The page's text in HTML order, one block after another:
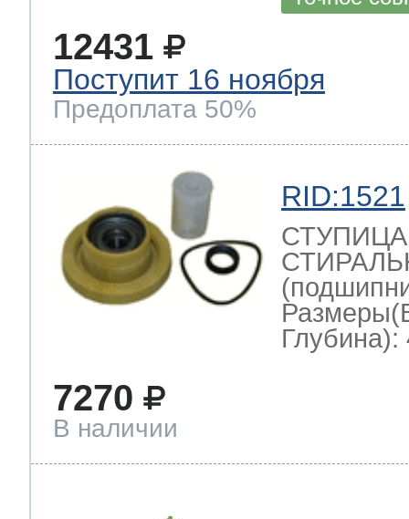
12431
Поступит 16 ноября
Предоплата 50%
RID:1521
Глубина):
7270
В наличии